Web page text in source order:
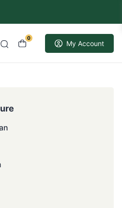
0
My Account
Resto Kusen Pintu Jati